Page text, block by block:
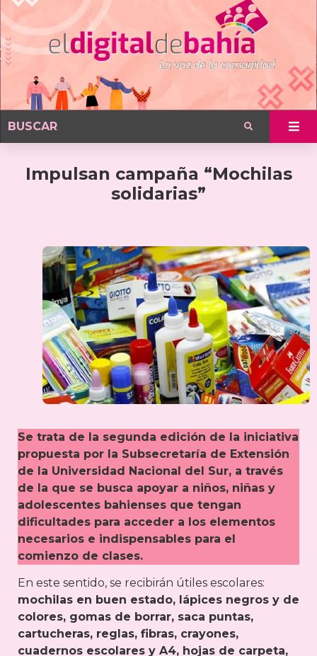
Impulsan campaña “Mochilas
solidarias”
Se trata de la segunda edición de la iniciativa
propuesta por la Subsecretaría de Extensión
de la Universidad Nacional del Sur, a través
de la que se busca apoyar a niños, niñas y
adolescentes bahienses que tengan
dificultades para acceder a los elementos
necesarios e indispensables para el
comienzo de clases.
En este sentido, se recibirán útiles escolares:
mochilas en buen estado, lápices negros y de
colores, gomas de borrar, saca puntas,
cartucheras, reglas, fibras, crayones,
cuadernos escolares y A4, hojas de carpeta,